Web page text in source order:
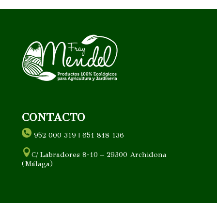
CONTACTO
952 000 319 | 651 818 136
C/ Labradores 8-10 – 29300 Archidona
(Málaga)